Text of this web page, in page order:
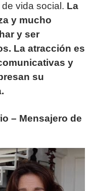
vida social. La
y mucho
y ser
La atracción es
y
su
– Mensajero de